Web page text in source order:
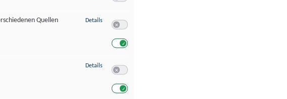
Quellen
Details zu Analyse von Zielgruppen durch Statistiken oder Kombinationen von
Details zu Entwicklung und Verbesserung der Angebote